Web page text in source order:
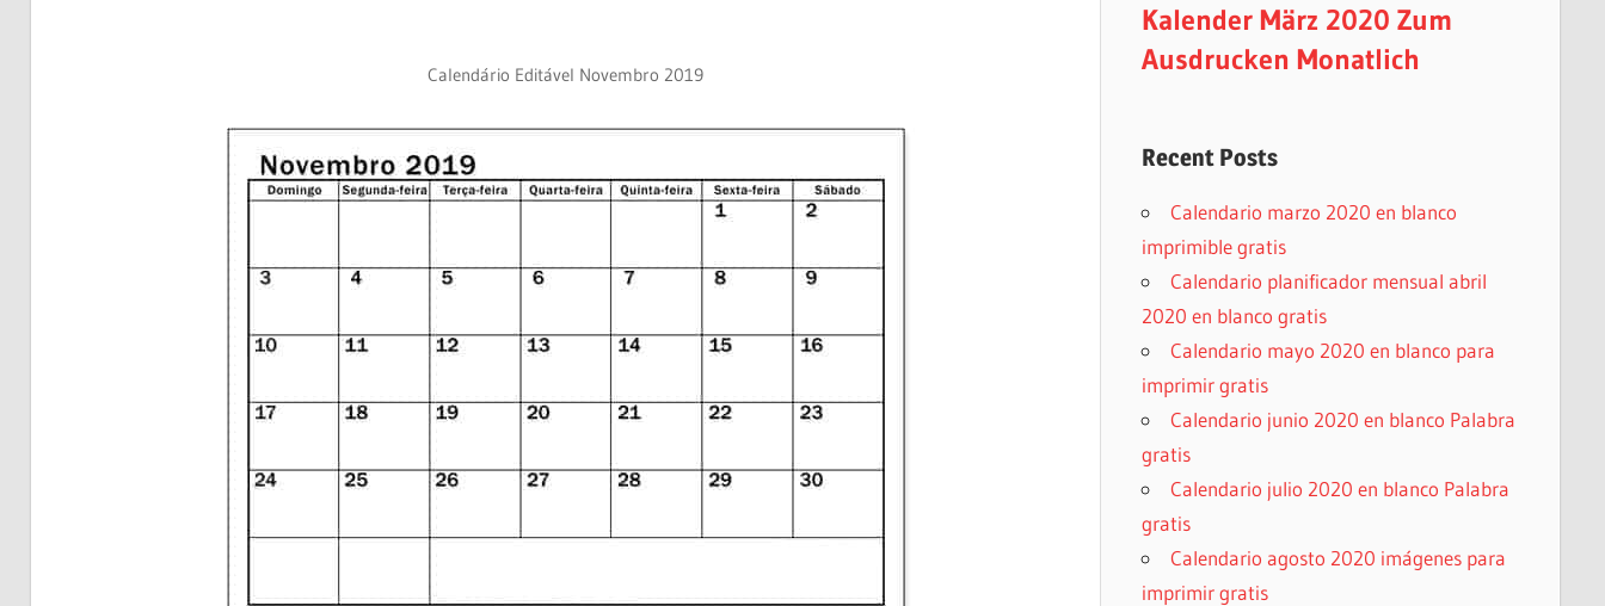
Calendário Editável Novembro 2019
Kalender März 2020 Zum
Ausdrucken Monatlich
Recent Posts
Calendario marzo 2020 en blanco
imprimible gratis
Calendario planificador mensual abril
2020 en blanco gratis
Calendario mayo 2020 en blanco para
imprimir gratis
Calendario junio 2020 en blanco Palabra
gratis
Calendario julio 2020 en blanco Palabra
gratis
Calendario agosto 2020 imágenes para
imprimir gratis